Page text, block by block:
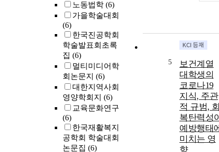
노동법학 (6)
가을학술대회
(6)
한국진공학회
학술발표회초록
집 (6)
멀티미디어학
회논문지 (6)
대한지역사회
영양학회지 (6)
교육문화연구
(6)
한국재활복지
공학회 학술대회
논문집 (6)
5
보건계열
대학생의
코로나19
지식, 주관
적 규범,
복탄력성
예방행태
미치는 영
향